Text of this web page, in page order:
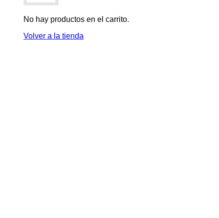
No hay productos en el carrito.
Volver a la tienda